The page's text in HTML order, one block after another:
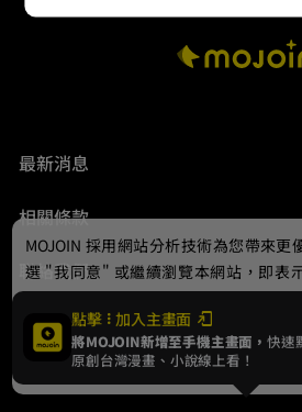
最新消息
相關條款
聯絡我們
© 2024 gamania Digital
點擊 加入主畫面
將MOJOIN新增至手機主畫面，快速
原創台灣漫畫、小說線上看！
MOJOIN 採用網站分析技術為您帶來更
選 "我同意" 或繼續瀏覽本網站，即表
Cookie，欲瞭解更多資訊請見隱私權政
我同意